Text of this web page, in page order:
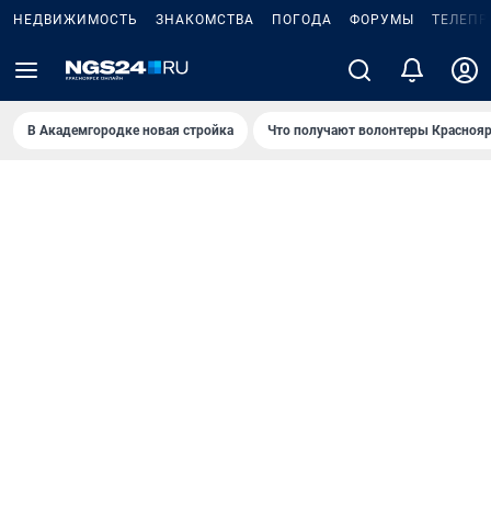
НЕДВИЖИМОСТЬ ЗНАКОМСТВА ПОГОДА ФОРУМЫ
В Академгородке новая стройка Что получают волонтеры